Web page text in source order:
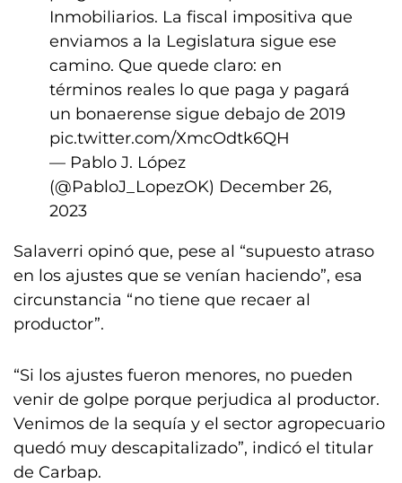
Inmobiliarios. La fiscal impositiva que
enviamos a la Legislatura sigue ese
camino. Que quede claro: en
términos reales lo que paga y pagará
un bonaerense sigue debajo de 2019
pic.twitter.com/XmcOdtk6QH
— Pablo J. López
(@PabloJ_LopezOK) December 26,
2023
Salaverri opinó que, pese al “supuesto atraso
en los ajustes que se venían haciendo”, esa
circunstancia “no tiene que recaer al
productor”.
“Si los ajustes fueron menores, no pueden
venir de golpe porque perjudica al productor.
Venimos de la sequía y el sector agropecuario
quedó muy descapitalizado”, indicó el titular
de Carbap.